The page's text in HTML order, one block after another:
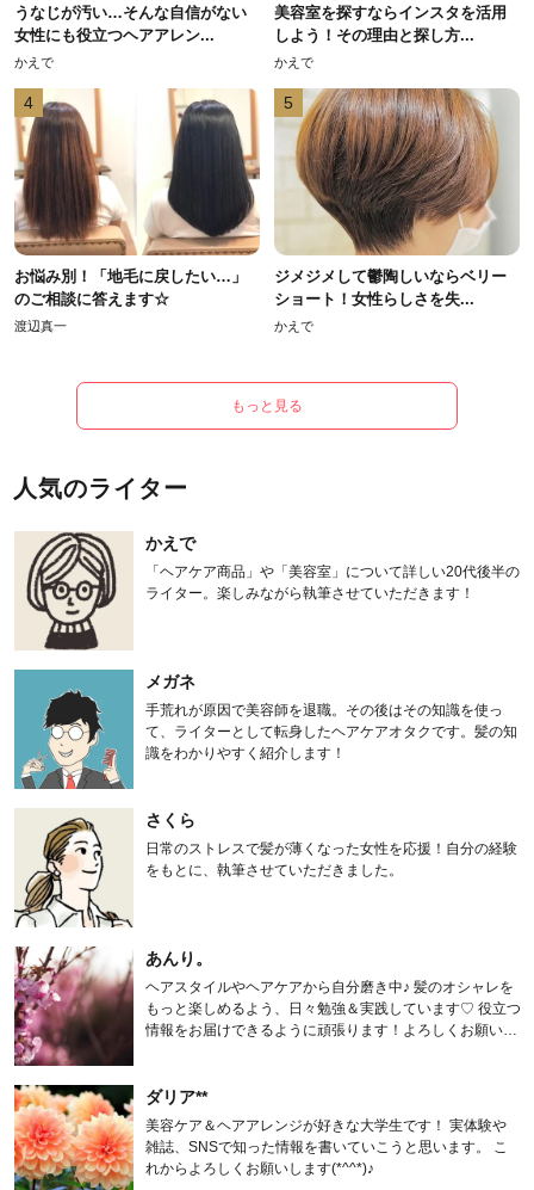
うなじが汚い…そんな自信がない
女性にも役立つヘアアレン...
かえで
美容室を探すならインスタを活用
しよう！その理由と探し方...
かえで
4
お悩み別！「地毛に戻したい…」
のご相談に答えます☆
渡辺真一
5
ジメジメして鬱陶しいならベリー
ショート！女性らしさを失...
かえで
もっと見る
人気のライター
かえで
「ヘアケア商品」や「美容室」について詳しい20代後半の
ライター。楽しみながら執筆させていただきます！
メガネ
手荒れが原因で美容師を退職。その後はその知識を使っ
て、ライターとして転身したヘアケアオタクです。髪の知
識をわかりやすく紹介します！
さくら
日常のストレスで髪が薄くなった女性を応援！自分の経験
をもとに、執筆させていただきました。
あんり。
ヘアスタイルやヘアケアから自分磨き中♪ 髪のオシャレを
もっと楽しめるよう、日々勉強＆実践しています♡ 役立つ
情報をお届けできるように頑張ります！よろしくお願いし
ダリア**
美容ケア＆ヘアアレンジが好きな大学生です！ 実体験や
雑誌、SNSで知った情報を書いていこうと思います。 こ
れからよろしくお願いします(*^^*)♪